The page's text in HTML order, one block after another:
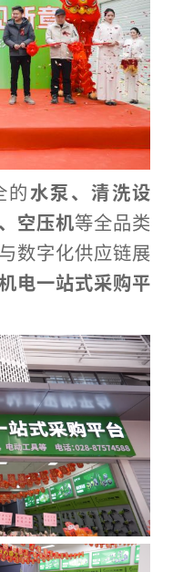
的水泵、清洗设
空压机等全品类
数字化供应链展
电一站式采购平